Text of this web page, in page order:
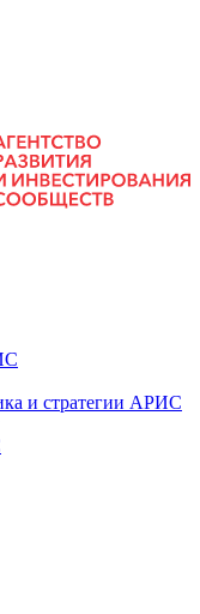
и стратегии АРИС